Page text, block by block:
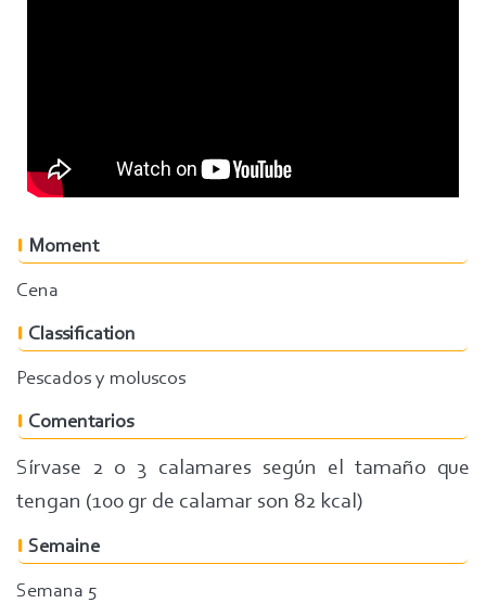
Moment
Cena
Classification
Pescados y moluscos
Comentarios
Sírvase 2 o 3 calamares según el tamaño que
tengan (100 gr de calamar son 82 kcal)
Semaine
Semana 5